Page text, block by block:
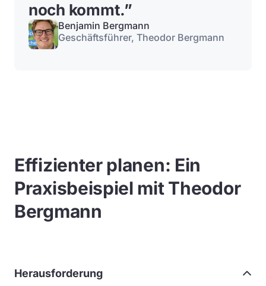
noch kommt.”
Benjamin Bergmann
Geschäftsführer, Theodor Bergmann
Effizienter planen: Ein
Praxisbeispiel mit Theodor
Bergmann
Herausforderung